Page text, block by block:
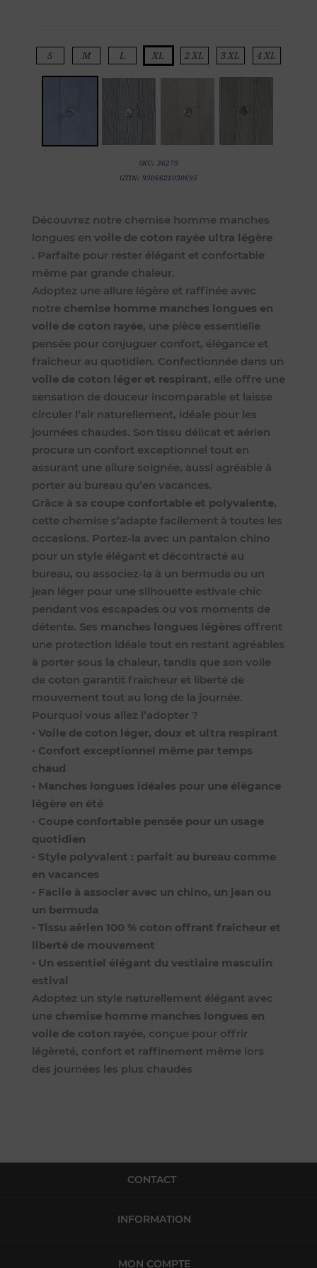
S M L XL 2 XL 3 XL 4 XL
SKU: 36279
GTIN: 9306621030695
Découvrez notre chemise homme manches
longues en voile de coton rayée ultra légère
. Parfaite pour rester élégant et confortable
même par grande chaleur.
Adoptez une allure légère et raffinée avec
notre chemise homme manches longues en
voile de coton rayée, une pièce essentielle
pensée pour conjuguer confort, élégance et
fraîcheur au quotidien. Confectionnée dans un
voile de coton léger et respirant, elle offre une
sensation de douceur incomparable et laisse
circuler l’air naturellement, idéale pour les
journées chaudes. Son tissu délicat et aérien
procure un confort exceptionnel tout en
assurant une allure soignée, aussi agréable à
porter au bureau qu’en vacances.
Grâce à sa coupe confortable et polyvalente,
cette chemise s’adapte facilement à toutes les
occasions. Portez-la avec un pantalon chino
pour un style élégant et décontracté au
bureau, ou associez-la à un bermuda ou un
jean léger pour une silhouette estivale chic
pendant vos escapades ou vos moments de
détente. Ses manches longues légères offrent
une protection idéale tout en restant agréables
à porter sous la chaleur, tandis que son voile
de coton garantit fraîcheur et liberté de
mouvement tout au long de la journée.
Pourquoi vous allez l’adopter ?
• Voile de coton léger, doux et ultra respirant
• Confort exceptionnel même par temps
chaud
• Manches longues idéales pour une élégance
légère en été
• Coupe confortable pensée pour un usage
quotidien
• Style polyvalent : parfait au bureau comme
en vacances
• Facile à associer avec un chino, un jean ou
un bermuda
• Tissu aérien 100 % coton offrant fraîcheur et
liberté de mouvement
• Un essentiel élégant du vestiaire masculin
estival
Adoptez un style naturellement élégant avec
une chemise homme manches longues en
voile de coton rayée, conçue pour offrir
légèreté, confort et raffinement même lors
des journées les plus chaudes
CONTACT
INFORMATION
MON COMPTE